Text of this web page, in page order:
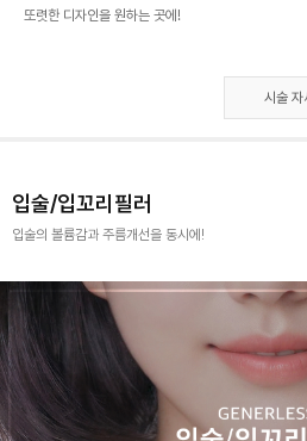
또렷한 디자인을 원하는 곳에!
시술 자
입술/입꼬리필러
입술의 볼륨감과 주름개선을 동시에!